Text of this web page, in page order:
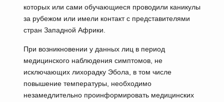
которых или сами обучающиеся проводили каникулы
за рубежом или имели контакт с представителями
стран Западной Африки.
При возникновении у данных лиц в период
медицинского наблюдения симптомов, не
исключающих лихорадку Эбола, в том числе
повышение температуры, необходимо
незамедлительно проинформировать медицинских